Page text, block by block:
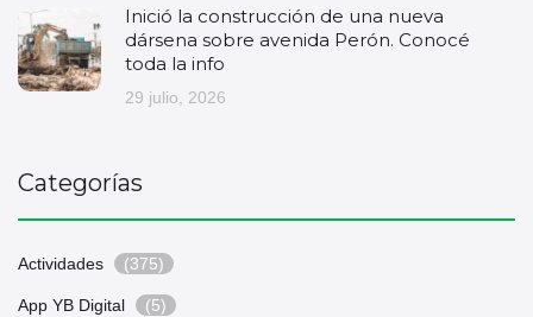
Inició la construcción de una nueva
dársena sobre avenida Perón. Conocé
toda la info
29 julio, 2026
Categorías
Actividades (375)
App YB Digital (5)